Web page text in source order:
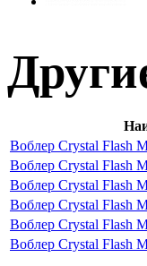
Воблер Crystal Flash
Воблер Crystal Flash
Воблер Crystal Flash
Воблер Crystal Flash
Воблер Crystal Flash
Воблер Crystal Flash